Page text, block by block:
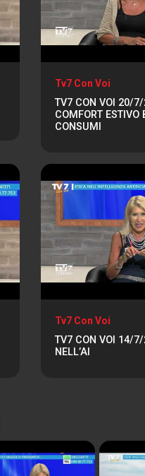
Tv7 Con Voi
TV7 CON VOI 20/
COMFORT ESTIVO
CONSUMI
Tv7 Con Voi
TV7 CON VOI 14/
NELL’AI